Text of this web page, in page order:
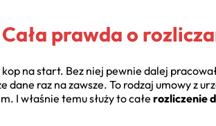
prawda o
na start. Bez niej pewnie dalej
raz na zawsze. To rodzaj umowy z
I właśnie temu służy to całe rozliczenie